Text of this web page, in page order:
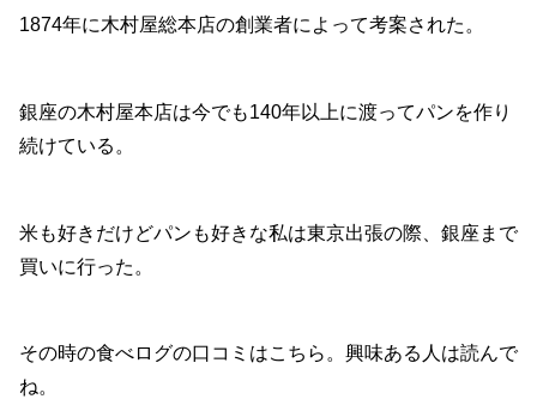
1874年に木村屋総本店の創業者によって考案された。
銀座の木村屋本店は今でも140年以上に渡ってパンを作り
続けている。
米も好きだけどパンも好きな私は東京出張の際、銀座まで
買いに行った。
その時の食べログの口コミはこちら。興味ある人は読んで
ね。